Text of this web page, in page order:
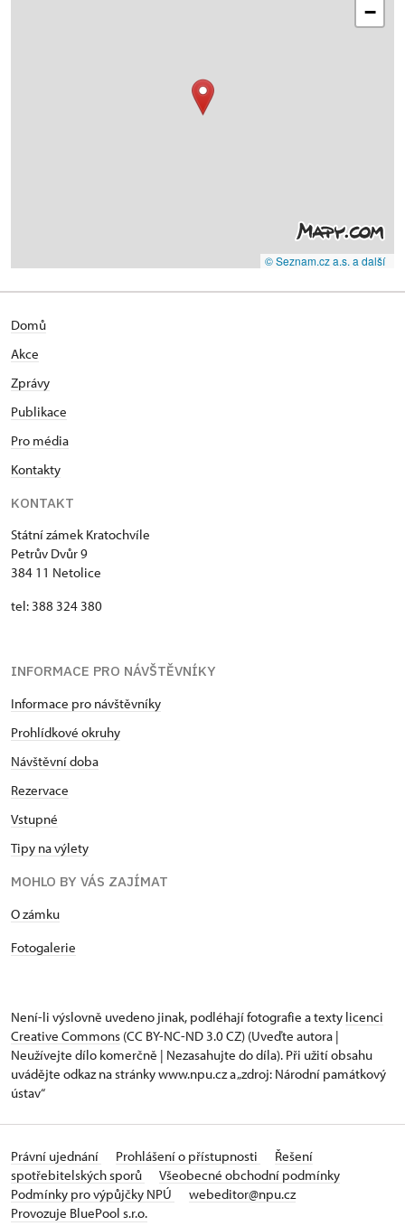
−
© Seznam.cz a.s. a další
Domů
Akce
Zprávy
Publikace
Pro média
Kontakty
KONTAKT
Státní zámek Kratochvíle
Petrův Dvůr 9
384 11 Netolice
tel: 388 324 380
INFORMACE PRO NÁVŠTĚVNÍKY
Informace pro návštěvníky
Prohlídkové okruhy
Návštěvní doba
Rezervace
Vstupné
Tipy na výlety
MOHLO BY VÁS ZAJÍMAT
​​​​​​O zámku
Fotogalerie
Není-li výslovně uvedeno jinak, podléhají fotografie a texty licenci
Creative Commons (CC BY-NC-ND 3.0 CZ) (Uveďte autora |
Neužívejte dílo komerčně | Nezasahujte do díla). Při užití obsahu
uvádějte odkaz na stránky www.npu.cz a „zdroj: Národní památkový
ústav“
Právní ujednání Prohlášení o přístupnosti
Řešení
spotřebitelských sporů
Všeobecné obchodní podmínky
Podmínky pro výpůjčky NPÚ
webeditor@npu.cz
Provozuje BluePool s.r.o.